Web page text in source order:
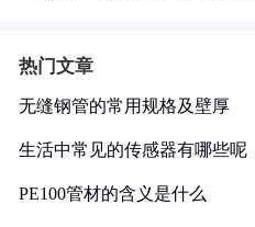
热门文章
无缝钢管的常用规格及壁厚
生活中常见的传感器有哪些呢
PE100管材的含义是什么